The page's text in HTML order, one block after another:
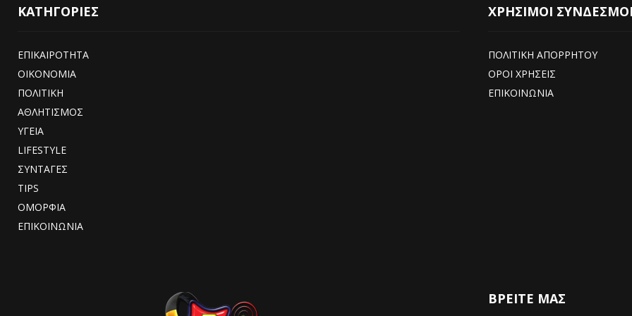
ΚΑΤΗΓΟΡΙΕΣ
ΕΠΙΚΑΙΡΟΤΗΤΑ
ΟΙΚΟΝΟΜΙΑ
ΠΟΛΙΤΙΚΗ
ΑΘΛΗΤΙΣΜΟΣ
ΥΓΕΙΑ
LIFESTYLE
ΣΥΝΤΑΓΕΣ
TIPS
ΟΜΟΡΦΙΑ
ΕΠΙΚΟΙΝΩΝΙΑ
ΧΡΗΣΙΜΟΙ
ΠΟΛΙΤΙΚΗ ΑΠΟΡΡΗΤΟΥ
ΟΡΟΙ ΧΡΗΣΕΙΣ
ΕΠΙΚΟΙΝΩΝΙΑ
ΒΡΕΊΤΕ ΜΑΣ